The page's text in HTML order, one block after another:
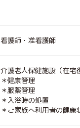
看護師・准看護師
介護老人保健施設（在宅
＊健康管理
＊服薬管理
＊入浴時の処置
＊ご家族へ利用者の健